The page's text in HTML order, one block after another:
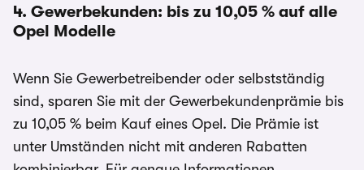
4. Gewerbekunden: bis zu 10,05 % auf alle
Opel Modelle
Wenn Sie Gewerbetreibender oder selbstständig
sind, sparen Sie mit der Gewerbekundenprämie bis
zu 10,05 % beim Kauf eines Opel. Die Prämie ist
unter Umständen nicht mit anderen Rabatten